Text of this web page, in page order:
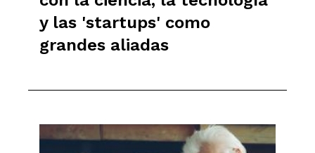
y las 'startups' como
grandes aliadas